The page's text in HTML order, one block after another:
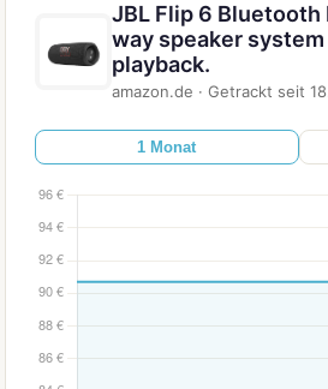
JBL Flip 6
way speaker
playback.
amazon.de · Getrackt seit
1 Monat